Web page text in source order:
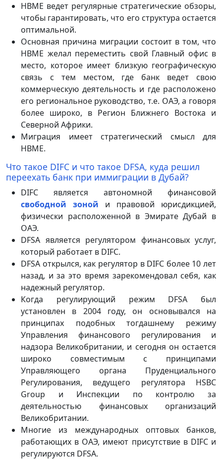
HBME ведет регулярные стратегические обзоры,
чтобы гарантировать, что его структура остается
оптимальной.
Основная причина миграции состоит в том, что
HBME желал переместить свой Главный офис в
место, которое имеет близкую географическую
связь с тем местом, где банк ведет свою
коммерческую деятельность и где расположено
его региональное руководство, т.е. ОАЭ, а говоря
более широко, в Регион Ближнего Востока и
Северной Африки.
Миграция имеет стратегический смысл для
HBME.
Что такое DIFC и что такое DFSA, куда решил
переехать банк при иммиграции в Дубай?
DIFC является автономной финансовой
свободной зоной и правовой юрисдикцией,
физически расположенной в Эмирате Дубай в
ОАЭ.
DFSA является регулятором финансовых услуг,
который работает в DIFC.
DFSA открылся, как регулятор в DIFC более 10 лет
назад, и за это время зарекомендовал себя, как
надежный регулятор.
Когда регулирующий режим DFSA был
установлен в 2004 году, он основывался на
принципах подобных тогдашнему режиму
Управления финансового регулирования и
надзора Великобритании, и сегодня он остается
широко совместимым с принципами
Управляющего органа Пруденциального
Регулирования, ведущего регулятора HSBC
Group и Инспекции по контролю за
деятельностью финансовых организаций
Великобритании.
Многие из международных оптовых банков,
работающих в ОАЭ, имеют присутствие в DIFC и
регулируются DFSA.